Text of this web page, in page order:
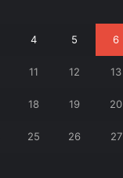
4 5 6
11 12 13
18 19 20
25 26 27